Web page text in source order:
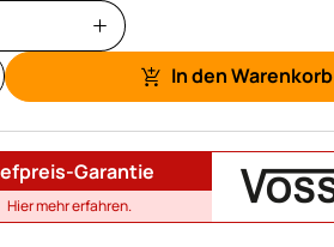
In den Warenkorb
Garantie
Hier mehr erfahren.